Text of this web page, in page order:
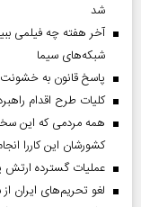
شد
آخر هفته چه فیلمی
شبکه‌های سیما
پاسخ قانون به خشونت
کلیات طرح اقدام
همه مردمی که این
کشورشان این کاررا
عملیات گسترده ارتش
لغو تحریم‌های ایران